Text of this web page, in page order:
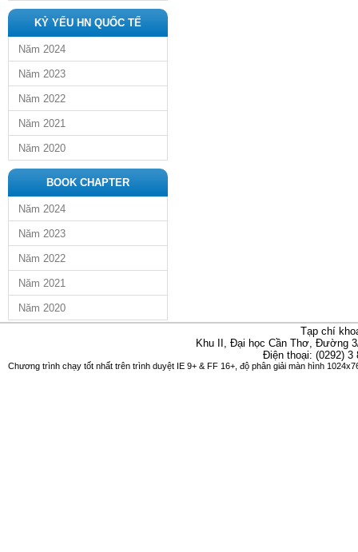
KỶ YẾU HN QUỐC TẾ
Năm 2024
Năm 2023
Năm 2022
Năm 2021
Năm 2020
BOOK CHAPTER
Năm 2024
Năm 2023
Năm 2022
Năm 2021
Năm 2020
Tạp chí
Khu II, Đại học Cần Thơ, Đường
Điện thoại: (0292)
Chương trình chạy tốt nhất trên trình duyệt IE 9+ & FF 16+, độ phân giải màn hình